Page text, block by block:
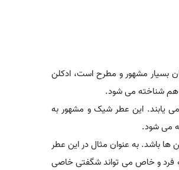
بسیار مشهور و مطرح است، ادکلن
می یابند. این عطر شیک و مشهور به
می شود.
ها باشد. به عنوان مثال در این عطر
به فرد و خاص می تواند شگفتی خاصی